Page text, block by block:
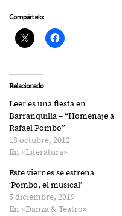
Compártelo:
Relacionado
Leer es una fiesta en
Barranquilla – “Homenaje a
Rafael Pombo”
18 octubre, 2012
En «Literatura»
Este viernes se estrena
‘Pombo, el musical’
5 diciembre, 2019
En «Danza & Teatro»